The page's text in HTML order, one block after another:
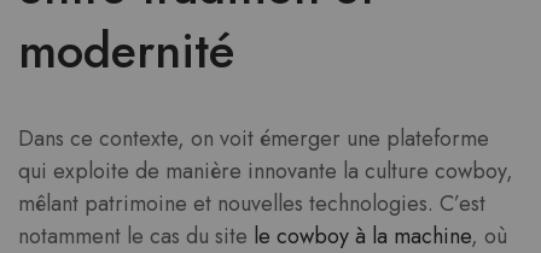
modernité
Dans ce contexte, on voit émerger une plateforme
qui exploite de manière innovante la culture cowboy,
mêlant patrimoine et nouvelles technologies. C’est
notamment le cas du site le cowboy à la machine, où